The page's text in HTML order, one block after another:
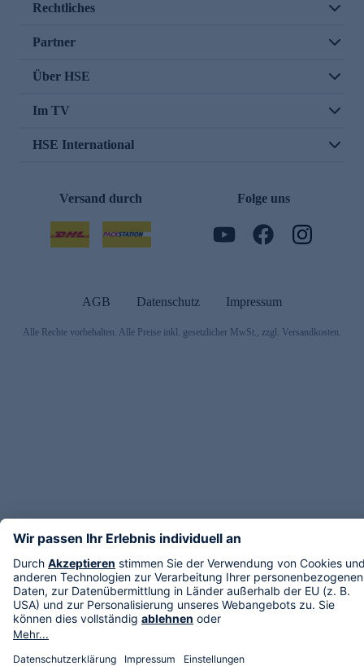
Rechtliches
Partner
Über HSE
Im TV
HSE International
Versand durch Folge uns
AGB Datenschutz Impressum
Alle Rechte vorbehalten. Alle Preise inkl. gesetzlicher MwSt., zzgl. Versandkosten.